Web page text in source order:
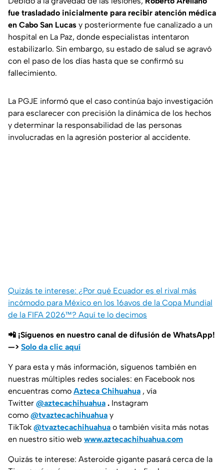
fue trasladado inicialmente para recibir atención médica
en Cabo San Lucas y posteriormente fue canalizado a un
hospital en La Paz, donde especialistas intentaron
estabilizarlo. Sin embargo, su estado de salud se agravó
con el paso de los días hasta que se confirmó su
fallecimiento.
La PGJE informó que el caso continúa bajo investigación
para esclarecer con precisión la dinámica de los hechos
y determinar la responsabilidad de las personas
involucradas en la agresión posterior al accidente.
Quizás te interese: ¿Por qué Ecuador es el rival más
incómodo para México en los 16avos de la Copa Mundial
de la FIFA 2026™? Aquí te lo decimos
📲 ¡Síguenos en nuestro canal de difusión de WhatsApp!
—> Solo da clic aquí
Y para esta y más información, síguenos también en
nuestras múltiples redes sociales: en Facebook nos
encuentras como Azteca Chihuahua , vía
Twitter @aztecachihuahua . Instagram
como @tvaztecachihuahua y
TikTok @tvaztecachihuahua o también visita más notas
en nuestro sitio web www.aztecachihuahua.com
Quizás te interese: Asteroide gigante pasará cerca de la